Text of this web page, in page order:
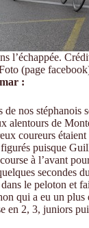
l’échappée.
(page
:
nos stéphanois
alentours de
coureurs étaient
puisque
à l’avant
secondes
le peloton et
qui a eu un
en 2, 3, juniors